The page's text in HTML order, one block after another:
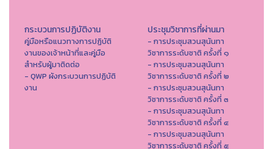
กระบวนการปฏิบัติงาน
คู่มือหรือแนวทางการปฏิบัติ
งานของเจ้าหน้าที่และคู่มือ
สำหรับผู้มาติดต่อ
- QWP ผังกระบวนการปฏิบัติ
งาน
ประชุมวิชาการที่ผ่านมา
- การประชุมสวนสุนันทา
วิชาการระดับชาติ ครั้งที่ ๑
- การประชุมสวนสุนันทา
วิชาการระดับชาติ ครั้งที่ ๒
- การประชุมสวนสุนันทา
วิชาการระดับชาติ ครั้งที่ ๓
- การประชุมสวนสุนันทา
วิชาการระดับชาติ ครั้งที่ ๔
- การประชุมสวนสุนันทา
วิชาการระดับชาติ ครั้งที่ ๕